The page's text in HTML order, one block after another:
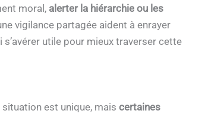
moral, alerter la hiérarchie ou les
vigilance partagée aident à enrayer
s’avérer utile pour mieux traverser cette
est unique, mais certaines